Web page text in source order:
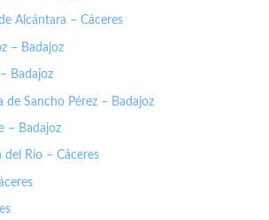
Alcántara – Cáceres
– Badajoz
Badajoz
de Sancho Pérez – Badajoz
– Badajoz
del Río – Cáceres